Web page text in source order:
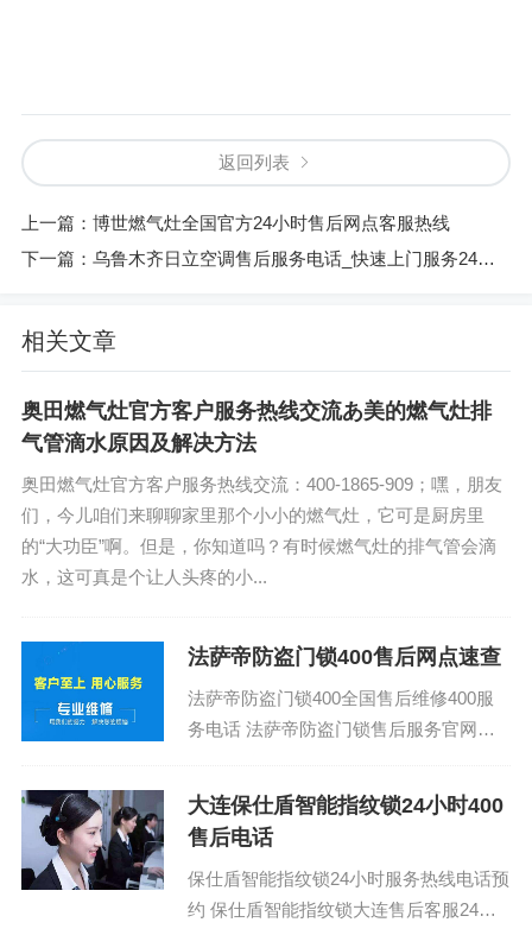
返回列表
上一篇： 博世燃气灶全国官方24小时售后网点客服热线
下一篇： 乌鲁木齐日立空调售后服务电话_快速上门服务24小时在线
相关文章
奥田燃气灶官方客户服务热线交流あ美的燃气灶排
气管滴水原因及解决方法
奥田燃气灶官方客户服务热线交流：400-1865-909；嘿，朋友
们，今儿咱们来聊聊家里那个小小的燃气灶，它可是厨房里
的“大功臣”啊。但是，你知道吗？有时候燃气灶的排气管会滴
水，这可真是个让人头疼的小...
法萨帝防盗门锁400售后网点速查
法萨帝防盗门锁400全国售后维修400服
务电话 法萨帝防盗门锁售后服务官网保
（2）400-1865-9...
大连保仕盾智能指纹锁24小时400
售后电话
保仕盾智能指纹锁24小时服务热线电话预
约 保仕盾智能指纹锁大连售后客服24小